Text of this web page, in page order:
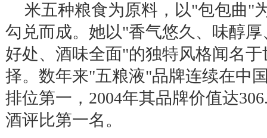
米五种粮食为原料，以"包包曲"
勾兑而成。她以"香气悠久、味醇
好处、酒味全面"的独特风格闻名
择。数年来"五粮液"品牌连续在中
排位第一， 2004年其品牌价值达
酒评比第一名。